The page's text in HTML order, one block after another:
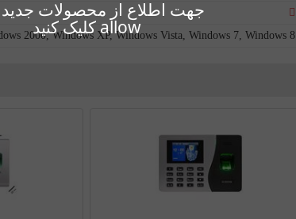
جهت اطلاع از محصولات
allow کلیک کنید
2000, Windows XP, Windows Vista, Windows 7, Windows 8